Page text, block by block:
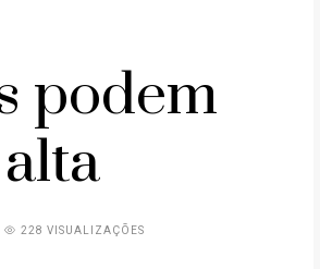
podem
228 VISUALIZAÇÕES